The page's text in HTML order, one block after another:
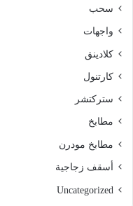
سحب
واجهات
كلادينق
كارتنول
ستركتشر
مطابخ
مطابخ مودرن
أسقف زجاجية
Uncategorized